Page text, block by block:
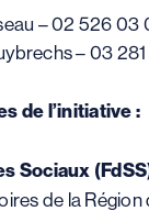
– 02 526 03
– 03
de l’initiative :
Sociaux
de la